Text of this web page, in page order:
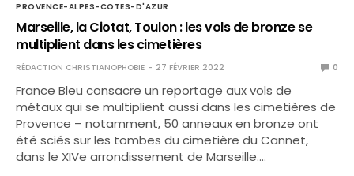
PROVENCE-ALPES-COTES-D'AZUR
Marseille, la Ciotat, Toulon : les vols de bronze se
multiplient dans les cimetières
RÉDACTION CHRISTIANOPHOBIE 27 FÉVRIER 2022 0
France Bleu consacre un reportage aux vols de
métaux qui se multiplient aussi dans les cimetières de
Provence – notamment, 50 anneaux en bronze ont
été sciés sur les tombes du cimetière du Cannet,
dans le XIVe arrondissement de Marseille.…